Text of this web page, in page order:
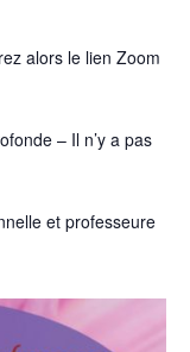
alors le lien Zoom
– Il n’y a pas
et professeure